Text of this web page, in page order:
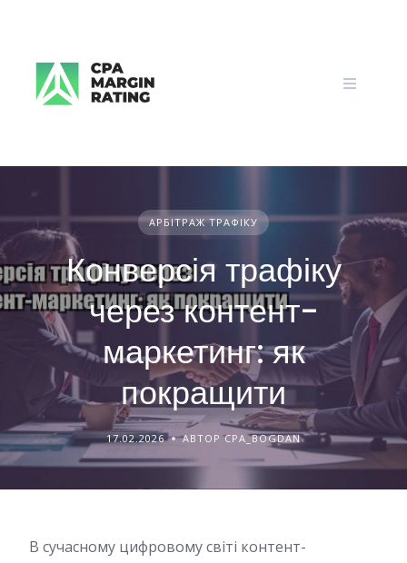
АРБІТРАЖ ТРАФІКУ
Конверсія трафіку
через контент-
маркетинг: як
покращити
17.02.2026 АВТОР CPA_BOGDAN
В сучасному цифровому світі контент-